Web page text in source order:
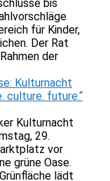
bis
für Kinder,
Der Rat
der
Kulturnacht
culture. future.“
Kulturnacht
29.
vor
grüne Oase.
lädt